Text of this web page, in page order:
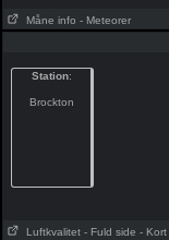
Måne info - Meteorer
Station:
Brockton
Luftkvalitet - Fuld side - Kort